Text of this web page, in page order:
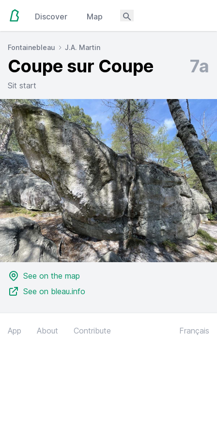
Discover Map
Fontainebleau J.A. Martin
Coupe sur Coupe 7a
Sit start
See on the map
See on bleau.info
App About Contribute Français